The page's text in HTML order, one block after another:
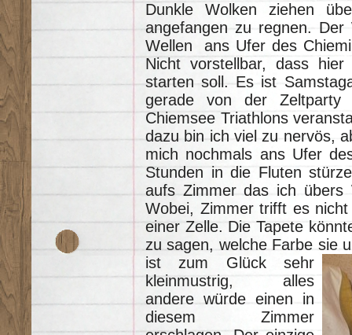
Dunkle Wolken ziehen
angefangen zu regnen.
Wellen ans Ufer des
Nicht vorstellbar, dass
starten soll. Es ist
gerade von der Zeltparty
Chiemsee Triathlons
dazu bin ich viel zu nervös,
mich nochmals ans Ufer
Stunden in die Fluten
aufs Zimmer das ich übers
Wobei, Zimmer trifft es
einer Zelle. Die Tapete
zu sagen, welche Farbe sie
ist zum Glück sehr
kleinmustrig, alles
andere würde einen in
diesem Zimmer